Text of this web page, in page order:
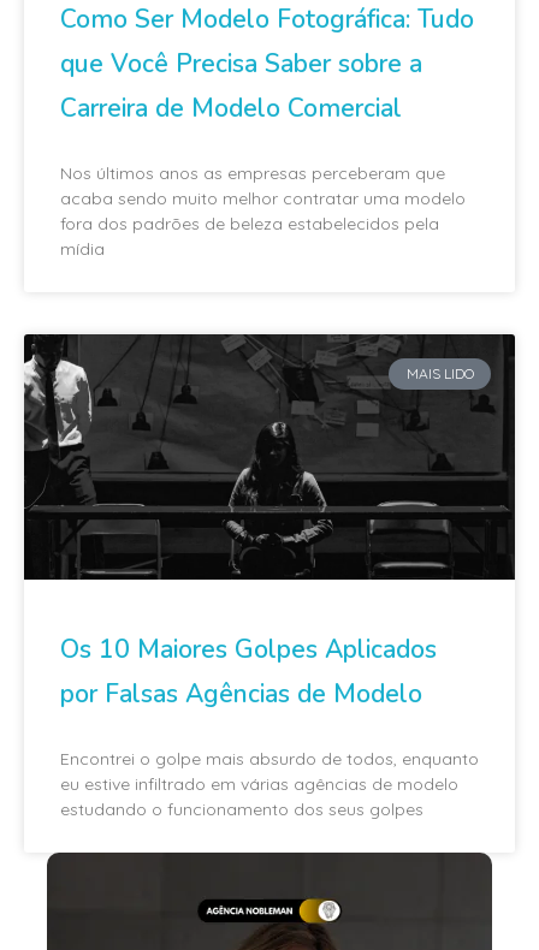
Como Ser Modelo Fotográfica: Tudo
que Você Precisa Saber sobre a
Carreira de Modelo Comercial
Nos últimos anos as empresas perceberam que
acaba sendo muito melhor contratar uma modelo
fora dos padrões de beleza estabelecidos pela
mídia
MAIS LIDO
Os 10 Maiores Golpes Aplicados
por Falsas Agências de Modelo
Encontrei o golpe mais absurdo de todos, enquanto
eu estive infiltrado em várias agências de modelo
estudando o funcionamento dos seus golpes